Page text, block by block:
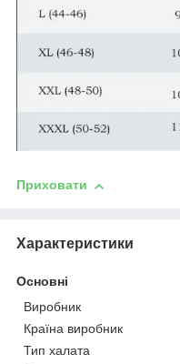
Приховати
Характеристики
Основні
Виробник
Країна виробник
Тип халата